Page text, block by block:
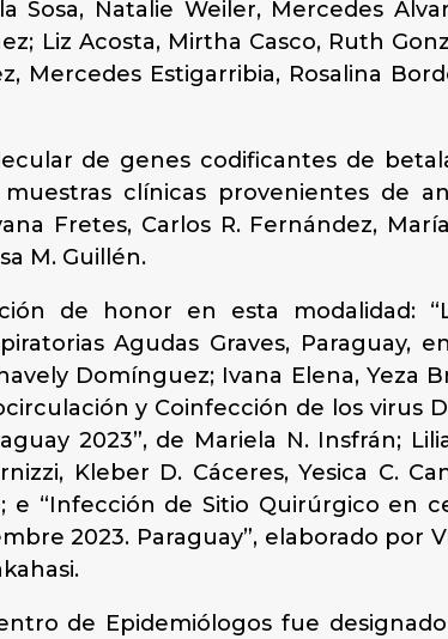
Sosa, Natalie Weiler, Mercedes
Liz Acosta, Mirtha Casco, Ruth
Mercedes Estigarribia, Rosalina
de genes codificantes de
clínicas provenientes de
Fretes, Carlos R. Fernández,
M. Guillén.
de honor en esta modalidad:
Agudas Graves, Paraguay,
Domínguez; Ivana Elena, Yeza
y Coinfección de los virus
2023”, de Mariela N. Insfrán;
Kleber D. Cáceres, Yesica C.
e “Infección de Sitio Quirúrgico en
2023. Paraguay”, elaborado por
de Epidemiólogos fue